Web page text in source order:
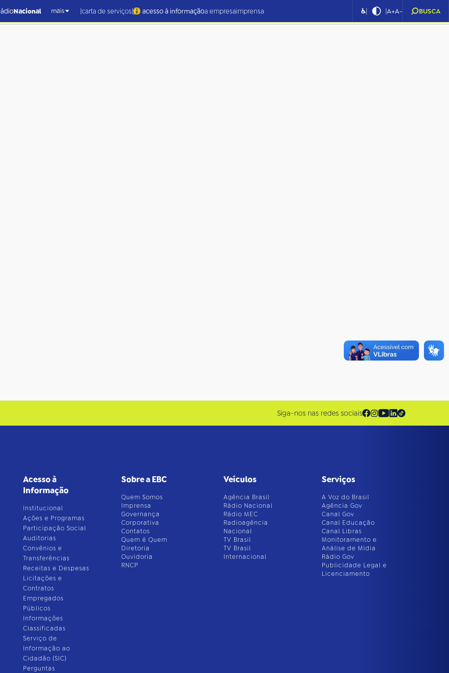
Nacional mais |carta de serviços| acesso à informaçãoa empresaimprensa ♿| |A+A- BUSCA
Siga-nos nas redes sociais
Acesso à
Informação
Institucional
Ações e Programas
Participação Social
Auditorias
Convênios e
Transferências
Receitas e Despesas
Licitações e
Contratos
Empregados
Públicos
Informações
Classificadas
Serviço de
Informação ao
Cidadão (SIC)
Perguntas
Sobre a EBC
Quem Somos
Imprensa
Governança
Corporativa
Contatos
Quem é Quem
Diretoria
Ouvidoria
RNCP
Veículos
Agência Brasil
Rádio Nacional
Rádio MEC
Radioagência
Nacional
TV Brasil
TV Brasil
Internacional
Serviços
A Voz do Brasil
Agência Gov
Canal Gov
Canal Educação
Canal Libras
Monitoramento e
Análise de Mídia
Rádio Gov
Publicidade Legal e
Licenciamento